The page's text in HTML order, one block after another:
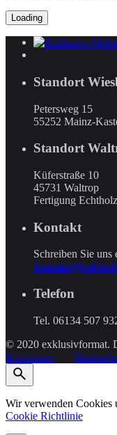
Loading
Standort
Petersweg 15
55252 Mainz-
Standort
Küferstraße 10
45731 Waltrop
Fertigung Echtholz
Kontakt
Schreiben Sie uns
Telefon
Tel. 06134 507
© 2020 exklusivformat.
Impressum
Wir verwenden Cookies
Cookie Richtlinie